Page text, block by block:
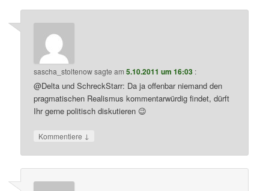
sascha_stoltenowsagte am5.10.2011 um 16:03 :
@Delta und SchreckStarr: Da ja offenbar niemand den
pragmatischen Realismus kommentarwürdig findet, dürft
Ihr gerne politisch diskutieren 😉
Kommentiere ↓